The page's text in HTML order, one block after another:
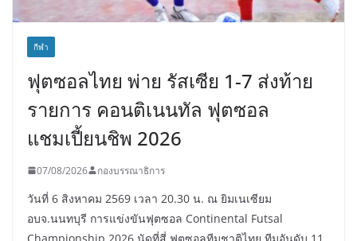
กีฬา
ฟุตซอลไทย พ่าย รัสเซีย 1-7 ส่งท้าย
รายการ คอนติเนนทัล ฟุตซอล
แชมเปี้ยนชิพ 2026
07/08/2026 กองบรรณาธิการ
วันที่ 6 สิงหาคม 2569 เวลา 20.30 น. ณ ยิมเนเซียม
อบจ.นนทบุรี การแข่งขันฟุตซอล Continental Futsal
Championship 2026 นัดที่สี่ ฟุตซอลทีมชาติไทย ทีมอันดับ 11